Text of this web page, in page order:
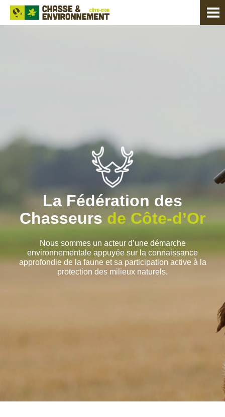
La Fédération des
Chasseurs de Côte-d’Or
Nous sommes un acteur d’une démarche
environnementale appuyée sur la connaissance
approfondie de la faune et sa participation active à la
protection des milieux naturels.